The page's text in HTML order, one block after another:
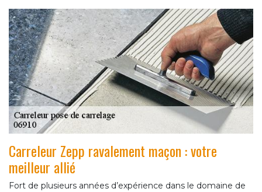
Carreleur Zepp ravalement maçon : votre
meilleur allié
Fort de plusieurs années d’expérience dans le domaine de